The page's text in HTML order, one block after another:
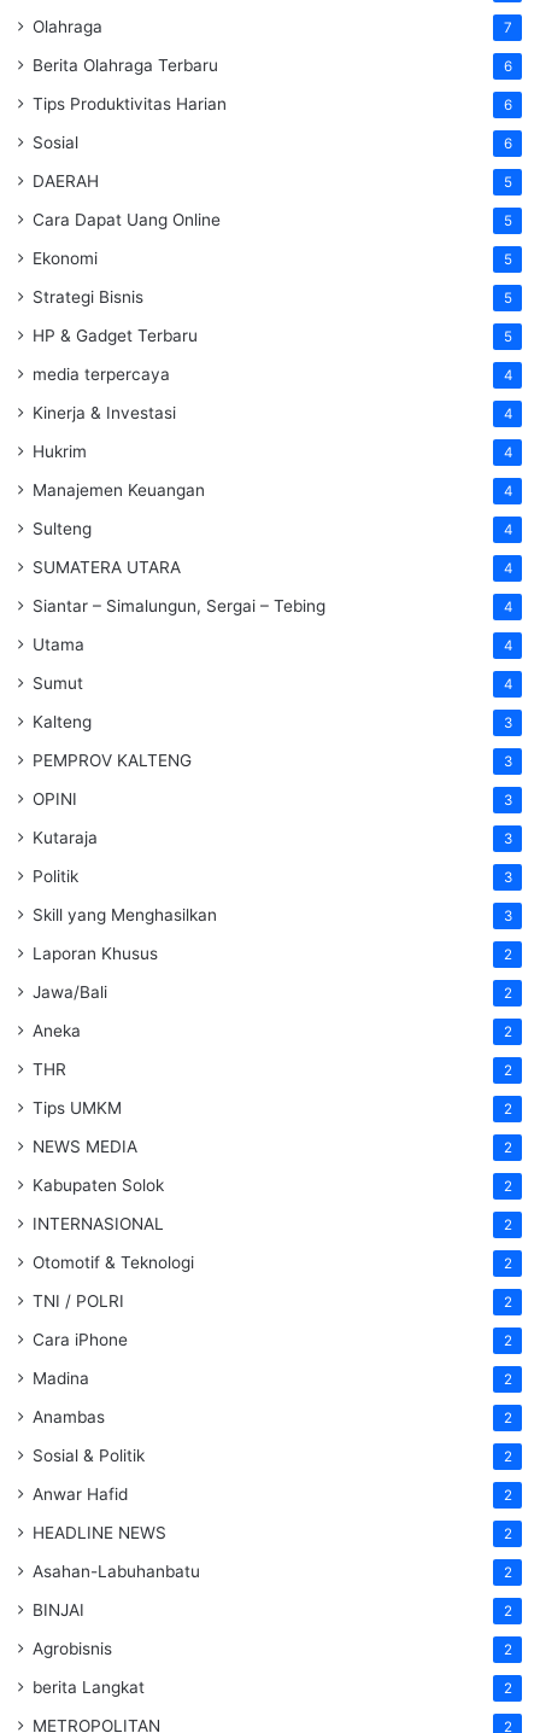
Olahraga 7
Berita Olahraga Terbaru 6
Tips Produktivitas Harian 6
Sosial 6
DAERAH 5
Cara Dapat Uang Online 5
Ekonomi 5
Strategi Bisnis 5
HP & Gadget Terbaru 5
media terpercaya 4
Kinerja & Investasi 4
Hukrim 4
Manajemen Keuangan 4
Sulteng 4
SUMATERA UTARA 4
Siantar – Simalungun, Sergai – Tebing 4
Utama 4
Sumut 4
Kalteng 3
PEMPROV KALTENG 3
OPINI 3
Kutaraja 3
Politik 3
Skill yang Menghasilkan 3
Laporan Khusus 2
Jawa/Bali 2
Aneka 2
THR 2
Tips UMKM 2
NEWS MEDIA 2
Kabupaten Solok 2
INTERNASIONAL 2
Otomotif & Teknologi 2
TNI / POLRI 2
Cara iPhone 2
Madina 2
Anambas 2
Sosial & Politik 2
Anwar Hafid 2
HEADLINE NEWS 2
Asahan-Labuhanbatu 2
BINJAI 2
Agrobisnis 2
berita Langkat 2
METROPOLITAN 2